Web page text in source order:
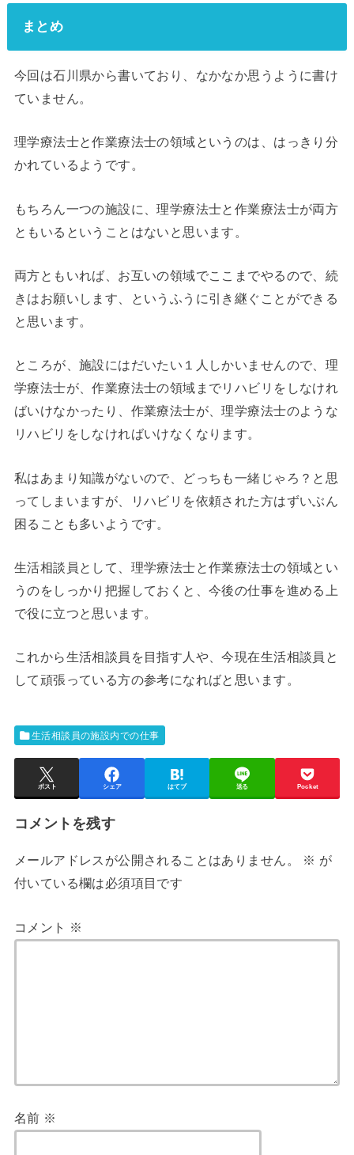
まとめ
今回は石川県から書いており、なかなか思うように書け
ていません。
理学療法士と作業療法士の領域というのは、はっきり分
かれているようです。
もちろん一つの施設に、理学療法士と作業療法士が両方
ともいるということはないと思います。
両方ともいれば、お互いの領域でここまでやるので、続
きはお願いします、というふうに引き継ぐことができる
と思います。
ところが、施設にはだいたい１人しかいませんので、理
学療法士が、作業療法士の領域までリハビリをしなけれ
ばいけなかったり、作業療法士が、理学療法士のような
リハビリをしなければいけなくなります。
私はあまり知識がないので、どっちも一緒じゃろ？と思
ってしまいますが、リハビリを依頼された方はずいぶん
困ることも多いようです。
生活相談員として、理学療法士と作業療法士の領域とい
うのをしっかり把握しておくと、今後の仕事を進める上
で役に立つと思います。
これから生活相談員を目指す人や、今現在生活相談員と
して頑張っている方の参考になればと思います。
生活相談員の施設内での仕事
ポスト シェア はてブ 送る Pocket
コメントを残す
メールアドレスが公開されることはありません。 ※ が
付いている欄は必須項目です
コメント ※
名前 ※